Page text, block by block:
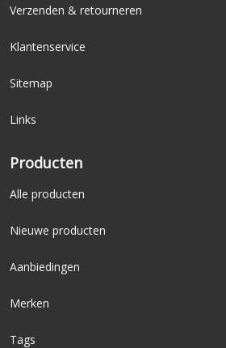
Verzenden & retourneren
Klantenservice
Sitemap
Links
Producten
Alle producten
Nieuwe producten
Aanbiedingen
Merken
Tags